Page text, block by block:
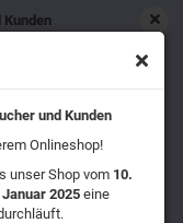
und Kunden
Onlineshop!
unser Shop vom 10.
2025 eine
Shop vom
nicht
und